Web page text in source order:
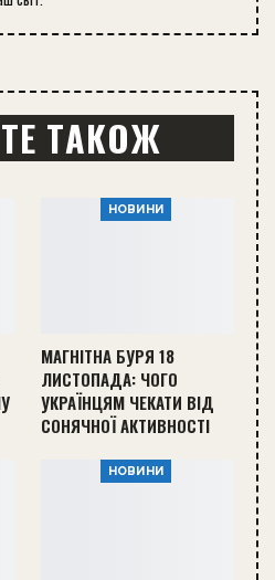
ТАКОЖ
НОВИНИ
МАГНІТНА БУРЯ 18
ЛИСТОПАДА: ЧОГО
УКРАЇНЦЯМ ЧЕКАТИ ВІД
СОНЯЧНОЇ АКТИВНОСТІ
НОВИНИ